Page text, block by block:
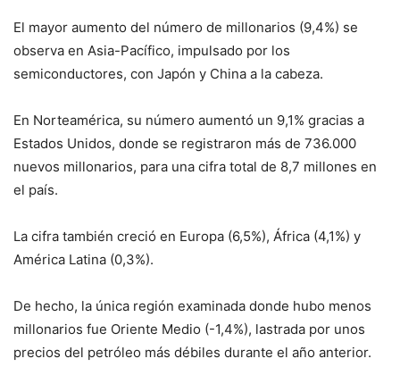
El mayor aumento del número de millonarios (9,4%) se
observa en Asia-Pacífico, impulsado por los
semiconductores, con Japón y China a la cabeza.
En Norteamérica, su número aumentó un 9,1% gracias a
Estados Unidos, donde se registraron más de 736.000
nuevos millonarios, para una cifra total de 8,7 millones en
el país.
La cifra también creció en Europa (6,5%), África (4,1%) y
América Latina (0,3%).
De hecho, la única región examinada donde hubo menos
millonarios fue Oriente Medio (-1,4%), lastrada por unos
precios del petróleo más débiles durante el año anterior.